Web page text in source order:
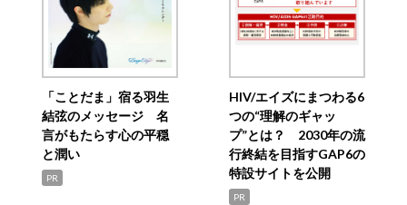
「ことだま」宿る羽生
結弦のメッセージ 名
言がもたらす心の平穏
と潤い
PR
HIV/エイズにまつわる6
つの“理解のギャッ
プ”とは？ 2030年の流
行終結を目指すGAP6の
特設サイトを公開
PR